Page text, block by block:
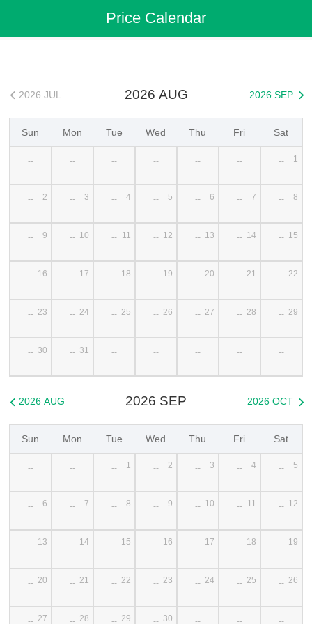
Luoyang to Shenyang Cheap Flights
Price Calendar
2026 AUG
 2026 JUL 2026 SEP 
Sun Mon Tue Wed Thu Fri Sat
-- -- -- -- -- -- -- 1
-- 2 -- 3 -- 4 -- 5 -- 6 -- 7 -- 8
-- 9 -- 10 -- 11 -- 12 -- 13 -- 14 -- 15
-- 16 -- 17 -- 18 -- 19 -- 20 -- 21 -- 22
-- 23 -- 24 -- 25 -- 26 -- 27 -- 28 -- 29
-- 30 -- 31 -- -- -- -- --
2026 SEP
 2026 AUG 2026 OCT 
Sun Mon Tue Wed Thu Fri Sat
-- -- -- 1 -- 2 -- 3 -- 4 -- 5
-- 6 -- 7 -- 8 -- 9 -- 10 -- 11 -- 12
-- 13 -- 14 -- 15 -- 16 -- 17 -- 18 -- 19
-- 20 -- 21 -- 22 -- 23 -- 24 -- 25 -- 26
-- 27 -- 28 -- 29 -- 30 -- -- --